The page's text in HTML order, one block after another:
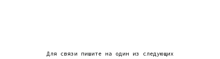
Для связи пишите на один из следующих